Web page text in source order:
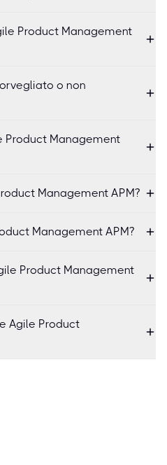
Product Management
o non
Product Management
Management APM?
Management APM?
Product Management
Agile Product